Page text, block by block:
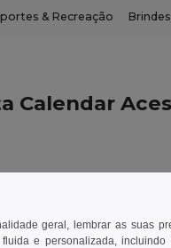
& Recreação
Calendar
geral, lembrar as suas
e personalizada, incluindo